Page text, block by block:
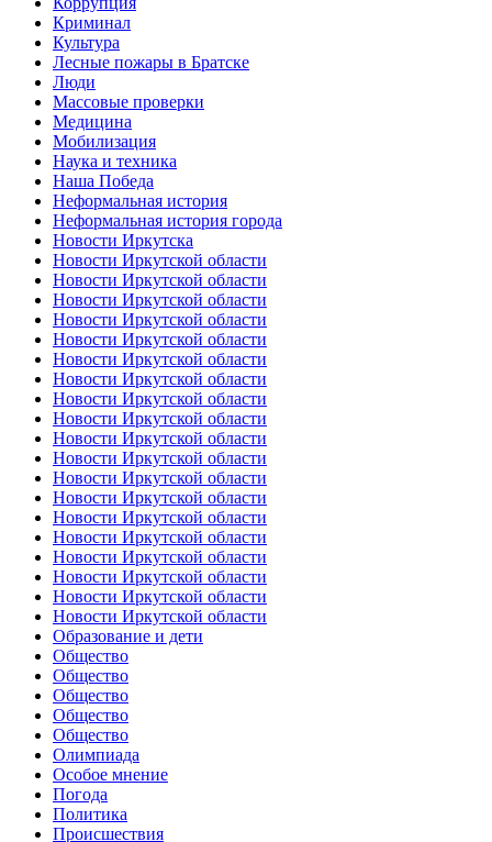
Криминал
Культура
Лесные пожары в Братске
Люди
Массовые проверки
Медицина
Мобилизация
Наука и техника
Наша Победа
Неформальная история
Неформальная история города
Новости Иркутска
Новости Иркутской области
Новости Иркутской области
Новости Иркутской области
Новости Иркутской области
Новости Иркутской области
Новости Иркутской области
Новости Иркутской области
Новости Иркутской области
Новости Иркутской области
Новости Иркутской области
Новости Иркутской области
Новости Иркутской области
Новости Иркутской области
Новости Иркутской области
Новости Иркутской области
Новости Иркутской области
Новости Иркутской области
Новости Иркутской области
Новости Иркутской области
Образование и дети
Общество
Общество
Общество
Общество
Общество
Олимпиада
Особое мнение
Погода
Политика
Происшествия